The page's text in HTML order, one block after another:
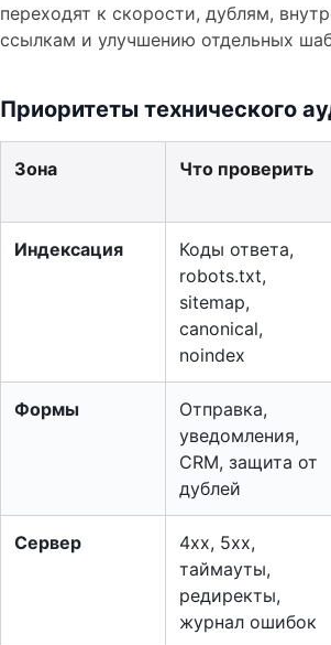
переходят к скорости, дублям,
ссылкам и улучшению отдельных
Приоритеты технического
Зона Что проверить
Индексация
Коды ответа,
robots.txt,
sitemap,
canonical,
noindex
Формы
Отправка,
уведомления,
CRM, защита от
дублей
Сервер
4xx, 5xx,
таймауты,
редиректы,
журнал ошибок